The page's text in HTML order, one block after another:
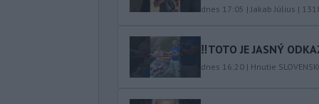
dnes 17:05 |Jakab Július |
‼️TOTO JE JASNÝ
dnes 16:20 | Hnutie